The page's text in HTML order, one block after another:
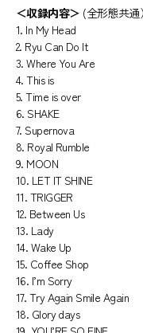
＜収録内容＞ (全形態共通
1. In My Head
2. Ryu Can Do It
3. Where You Are
4. This is
5. Time is over
6. SHAKE
7. Supernova
8. Royal Rumble
9. MOON
10. LET IT SHINE
11. TRIGGER
12. Between Us
13. Lady
14. Wake Up
15. Coffee Shop
16. I’m Sorry
17. Try Again Smile Again
18. Glory days